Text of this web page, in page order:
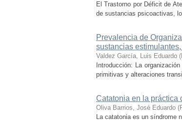
El Trastorno por Déficit de
de sustancias psicoactivas,
Prevalencia de
sustancias
Valdez García, Luis Eduardo (
Introducción: La
primitivas y alteraciones
Catatonia en la práctica
Oliva Barrios, José Eduardo (
La catatonia es un síndrome